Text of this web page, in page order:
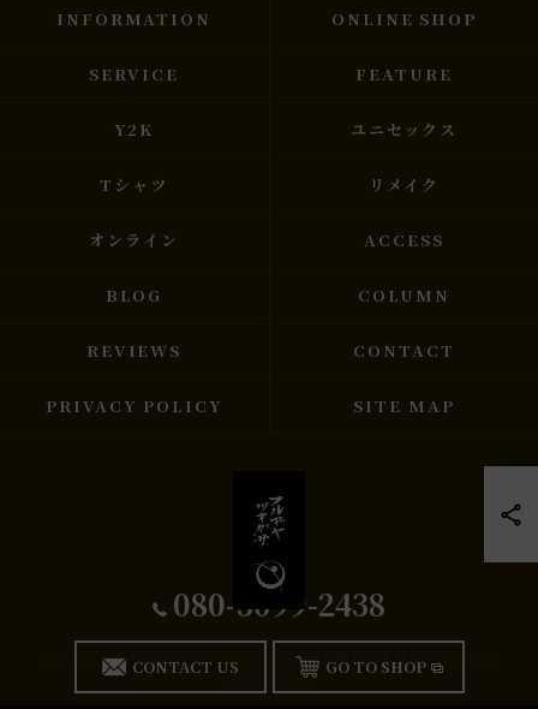
080-5099-2438
CONTACT US GO TO SHOP
INFORMATION ONLINE SHOP
SERVICE FEATURE
Y2K ユニセックス
Tシャツ リメイク
オンライン ACCESS
BLOG COLUMN
REVIEWS CONTACT
PRIVACY POLICY SITE MAP
© 2026 アニメTシャツとリメイク・古着の古着屋月暈 ALL RIGHTS
RESERVED.